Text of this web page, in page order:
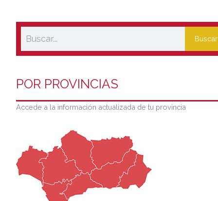
Buscar
POR PROVINCIAS
Accede a la información actualizada de tu provincia